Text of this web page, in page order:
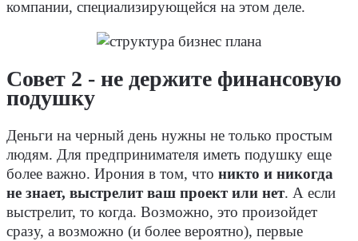
компании, специализирующейся на этом деле.
Совет 2 - не держите финансовую
подушку
Деньги на черный день нужны не только простым
людям. Для предпринимателя иметь подушку еще
более важно. Ирония в том, что никто и никогда
не знает, выстрелит ваш проект или нет. А если
выстрелит, то когда. Возможно, это произойдет
сразу, а возможно (и более вероятно), первые